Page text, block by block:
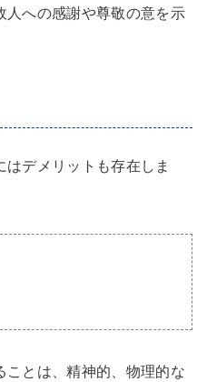
人への感謝や尊敬の意を示
デメリットも存在しま
ことは、精神的、物理的な